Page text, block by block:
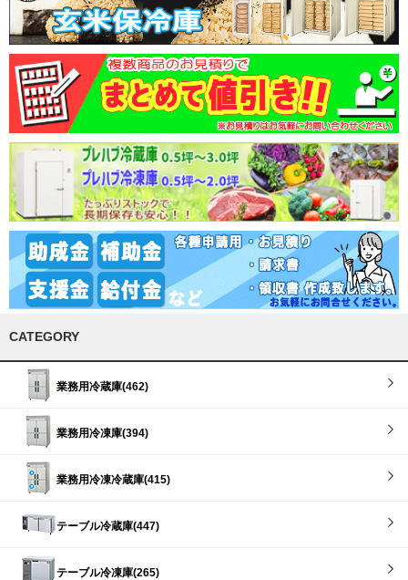
CATEGORY
業務用冷蔵庫(462)
業務用冷凍庫(394)
業務用冷凍冷蔵庫(415)
テーブル冷蔵庫(447)
テーブル冷凍庫(265)